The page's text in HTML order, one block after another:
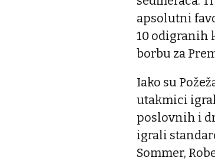
apsolutni
10 odigranih
borbu za
Iako su
utakmici
poslovnih i
igrali
Sommer,